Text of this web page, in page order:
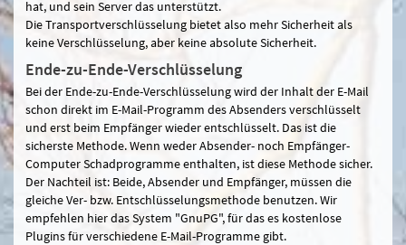
hat, und sein Server das unterstützt.
Die Transportverschlüsselung bietet also mehr Sicherheit als
keine Verschlüsselung, aber keine absolute Sicherheit.
Ende-zu-Ende-Verschlüsselung
Bei der Ende-zu-Ende-Verschlüsselung wird der Inhalt der E-Mail
schon direkt im E-Mail-Programm des Absenders verschlüsselt
und erst beim Empfänger wieder entschlüsselt. Das ist die
sicherste Methode. Wenn weder Absender- noch Empfänger-
Computer Schadprogramme enthalten, ist diese Methode sicher.
Der Nachteil ist: Beide, Absender und Empfänger, müssen die
gleiche Ver- bzw. Entschlüsselungsmethode benutzen. Wir
empfehlen hier das System "GnuPG", für das es kostenlose
Plugins für verschiedene E-Mail-Programme gibt.